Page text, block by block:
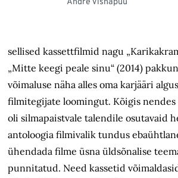
sellised kassettfilmid nagu
„Mitte keegi peale sinu“ (2014)
võimaluse näha alles oma karjääri
filmitegijate loomingut. Kõigis
oli silmapaistvale talendile osutavaid
antoloogia filmivalik tundus
ühendada filme üsna üldsõnalise
punnitatud. Need kassetid